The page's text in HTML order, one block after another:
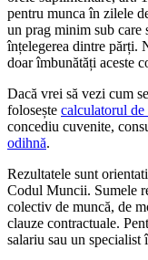
pentru munca în zilele
un prag minim sub
înțelegerea dintre părți.
doar îmbunătăți aceste
Dacă vrei să vezi cum
folosește calculatorul
concediu cuvenite,
odihnă.
Rezultatele sunt
Codul Muncii. Sumele
colectiv de muncă, de
clauze contractuale.
salariu sau un specialist